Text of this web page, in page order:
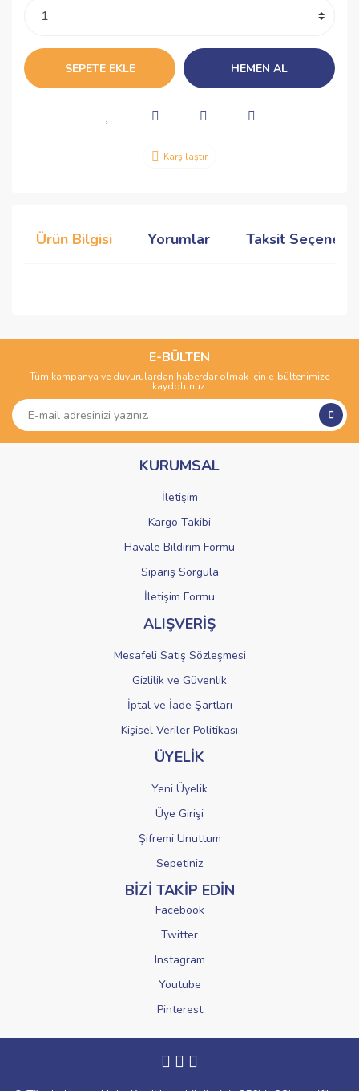
SEPETE EKLE HEMEN AL
Karşılaştır
Ürün Bilgisi Yorumlar Taksit
Yorum Yaz
kullanarak tarafımıza iletebilirsiniz.
Görüş ve önerileriniz için teşekkür ederiz.
Ürün açıklamasında eksik bilgiler bulunuyor.
Ürün bilgilerinde hatalar bulunuyor.
Ürün fiyatı diğer sitelerden daha pahalı.
Gönder
E-BÜLTEN
Tüm kampanya ve duyurulardan haberdar olmak için e-bültenimize
kaydolunuz.
KURUMSAL
İletişim
Kargo Takibi
Havale Bildirim Formu
Sipariş Sorgula
İletişim Formu
ALIŞVERİŞ
Mesafeli Satış Sözleşmesi
Gizlilik ve Güvenlik
İptal ve İade Şartları
Kişisel Veriler Politikası
ÜYELİK
Yeni Üyelik
Üye Girişi
Şifremi Unuttum
Sepetiniz
BİZİ TAKİP EDİN
Facebook
Twitter
Instagram
Youtube
Pinterest